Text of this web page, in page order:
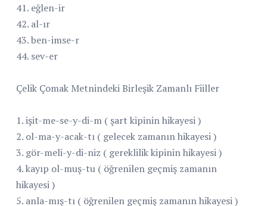
41. eğlen-ir
42. al-ır
43. ben-imse-r
44. sev-er
Çelik Çomak Metnindeki Birleşik Zamanlı Fiiller
1. işit-me-se-y-di-m ( şart kipinin hikayesi )
2. ol-ma-y-acak-tı ( gelecek zamanın hikayesi )
3. gör-meli-y-di-niz ( gereklilik kipinin hikayesi )
4. kayıp ol-muş-tu ( öğrenilen geçmiş zamanın
hikayesi )
5. anla-mış-tı ( öğrenilen geçmiş zamanın hikayesi )